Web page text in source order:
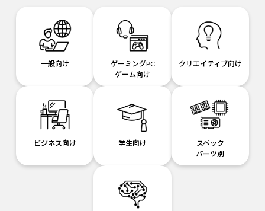
一般向け
ゲーミングPC
ゲーム向け
クリエイティブ向け
ビジネス向け 学生向け
スペック
パーツ別